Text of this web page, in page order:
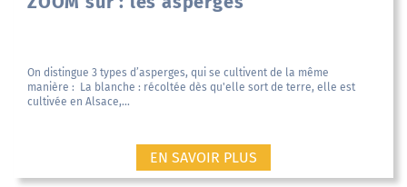
On distingue 3 types d’asperges, qui se cultivent de la même
manière : La blanche : récoltée dès qu'elle sort de terre, elle est
cultivée en Alsace,...
EN SAVOIR PLUS